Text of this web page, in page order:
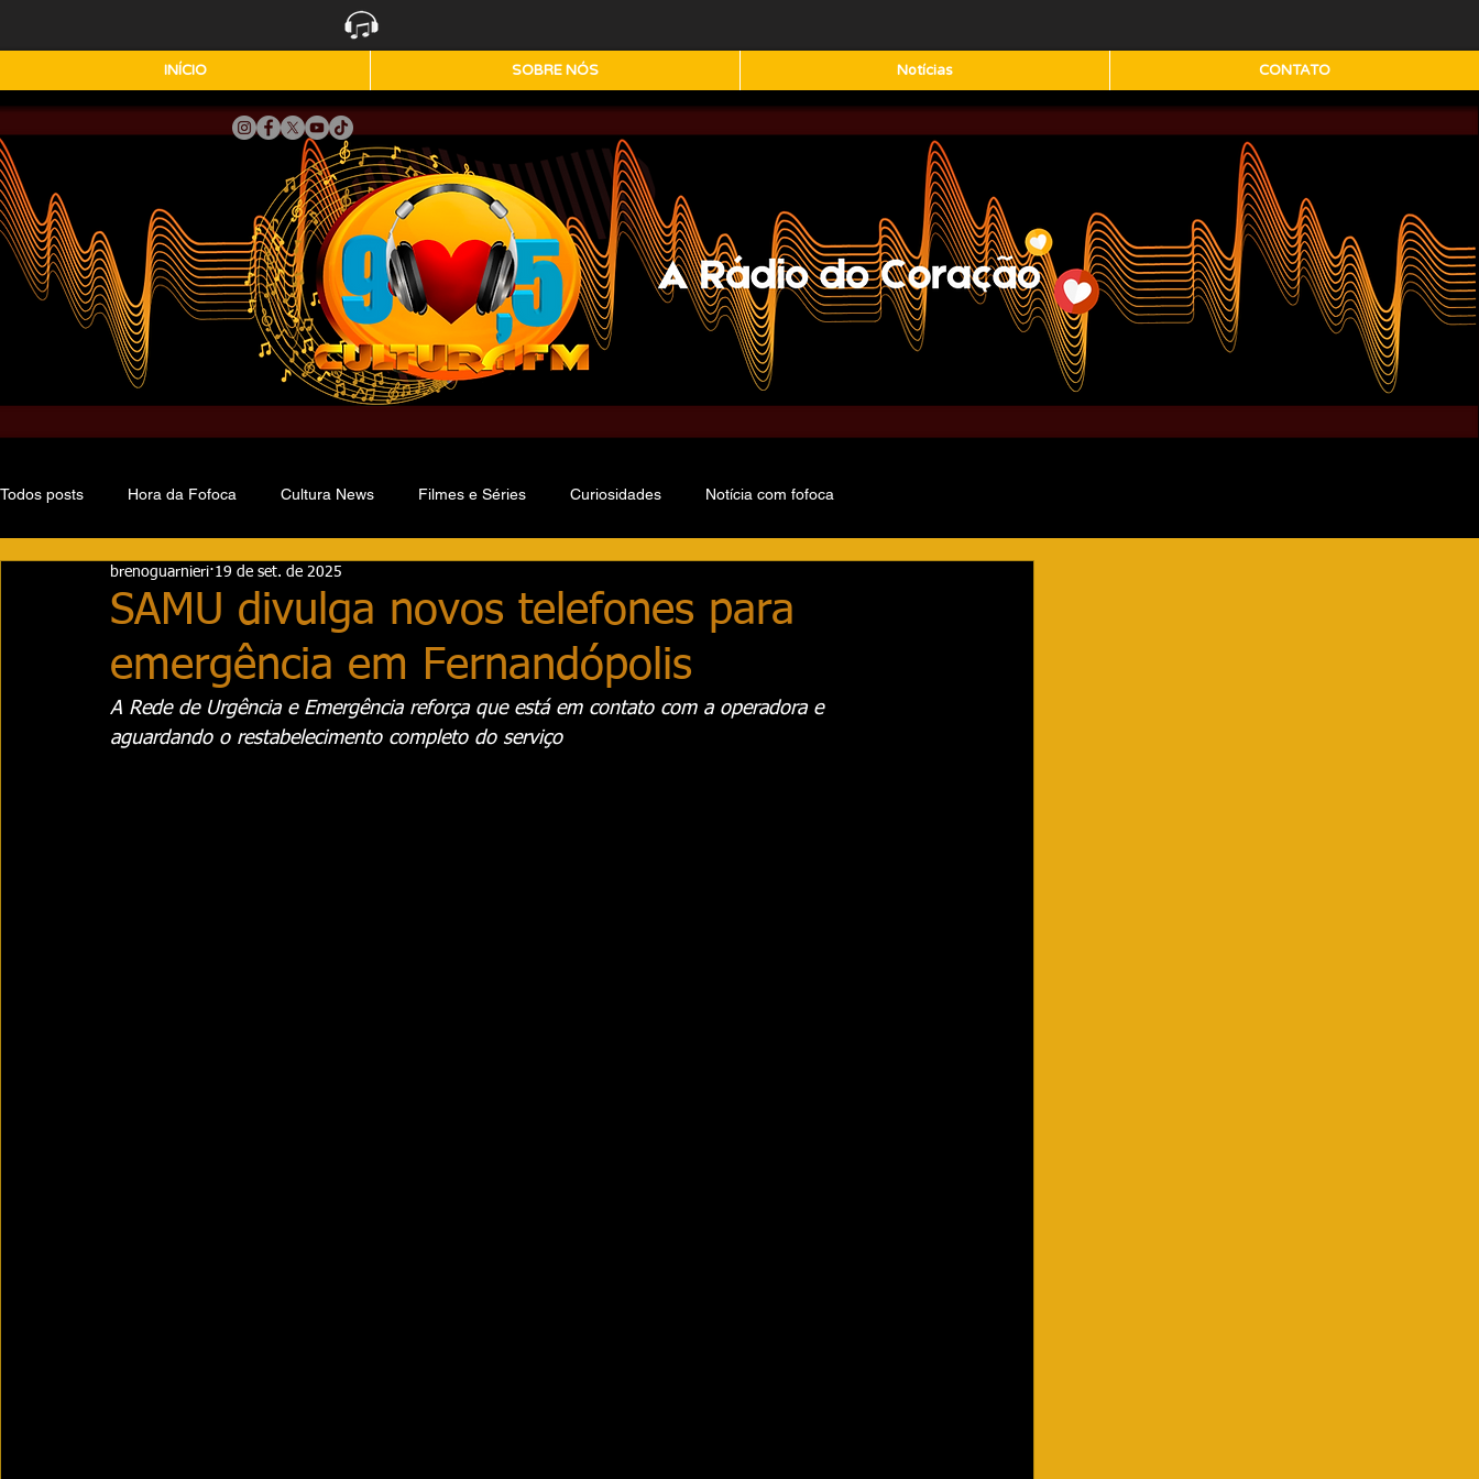
INÍCIO SOBRE NÓS Notícias CONTATO
Todos posts Hora da Fofoca Cultura News Filmes e Séries Curiosidades Notícia com fofoca
SAMU divulga novos telefones para
emergência em Fernandópolis
brenoguarnieri 19 de set. de 2025
A Rede de Urgência e Emergência reforça que está em contato com a operadora e
aguardando o restabelecimento completo do serviço